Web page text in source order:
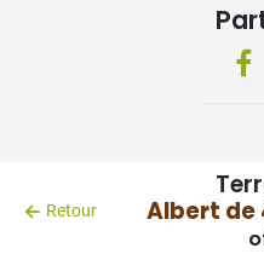
Retour
Albert de